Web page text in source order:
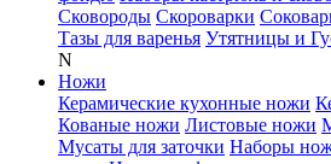
Сковороды Скороварки
Тазы для варенья Утятницы и
N
Ножи
Керамические кухонные ножи
Кованые ножи Листовые ножи
Мусаты для заточки Наборы